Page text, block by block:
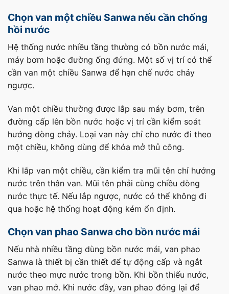
Chọn van một chiều Sanwa nếu cần chống
hồi nước
Hệ thống nước nhiều tầng thường có bồn nước mái,
máy bơm hoặc đường ống đứng. Một số vị trí có thể
cần van một chiều Sanwa để hạn chế nước chảy
ngược.
Van một chiều thường được lắp sau máy bơm, trên
đường cấp lên bồn nước hoặc vị trí cần kiểm soát
hướng dòng chảy. Loại van này chỉ cho nước đi theo
một chiều, không dùng để khóa mở thủ công.
Khi lắp van một chiều, cần kiểm tra mũi tên chỉ hướng
nước trên thân van. Mũi tên phải cùng chiều dòng
nước thực tế. Nếu lắp ngược, nước có thể không đi
qua hoặc hệ thống hoạt động kém ổn định.
Chọn van phao Sanwa cho bồn nước mái
Nếu nhà nhiều tầng dùng bồn nước mái, van phao
Sanwa là thiết bị cần thiết để tự động cấp và ngắt
nước theo mực nước trong bồn. Khi bồn thiếu nước,
van phao mở. Khi nước đầy, van phao đóng lại để